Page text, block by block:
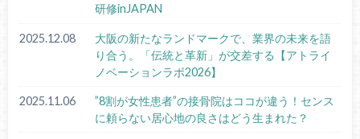
研修inJAPAN
2025.12.08
大阪の新たなランドマークで、業界の未来を語
り合う。「伝統と革新」が交差する【アトライ
ノベーションラボ2026】
2025.11.06
”8割が女性患者”の接骨院はココが違う！センス
に頼らない居心地の良さはどう生まれた？